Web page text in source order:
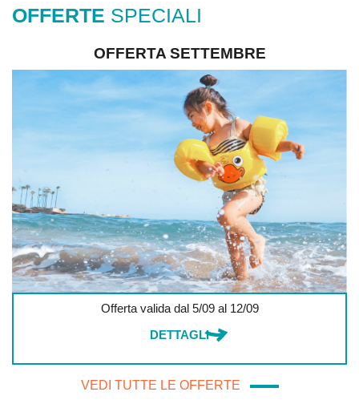
OFFERTE SPECIALI
OFFERTA SETTEMBRE
Offerta valida dal 5/09 al 12/09
DETTAGLI
VEDI TUTTE LE OFFERTE